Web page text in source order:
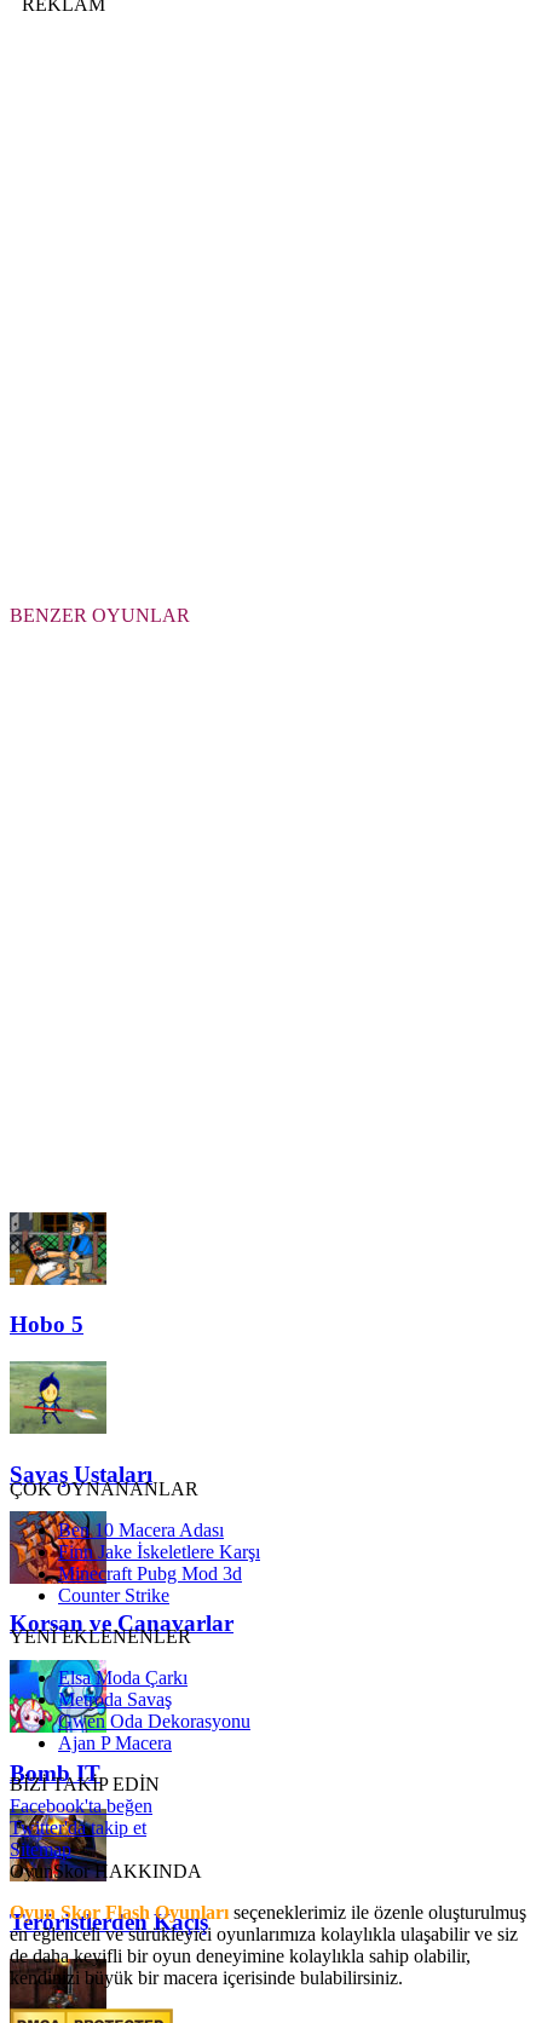
BENZER OYUNLAR
Hobo 5
Savaş Ustaları
Korsan ve Canavarlar
Bomb IT
Teröristlerden Kaçış
ÇOK OYNANANLAR
Ben 10 Macera Adası
Finn Jake İskeletlere Karşı
Minecraft Pubg Mod 3d
Counter Strike
YENİ EKLENENLER
Elsa Moda Çarkı
Metroda Savaş
Gwen Oda Dekorasyonu
Ajan P Macera
BİZİ TAKİP EDİN
Facebook'ta beğen
Twitter'da takip et
Sitemap
OyunSkor HAKKINDA
Oyun Skor Flash Oyunları seçeneklerimiz ile özenle oluşturulmuş
en eğlenceli ve sürükleyici oyunlarımıza kolaylıkla ulaşabilir ve siz
de daha keyifli bir oyun deneyimine kolaylıkla sahip olabilir,
kendinizi büyük bir macera içerisinde bulabilirsiniz.